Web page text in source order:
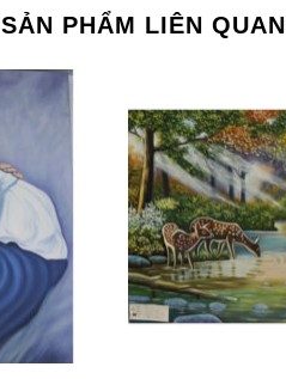
SẢN PHẨM LIÊN QUAN